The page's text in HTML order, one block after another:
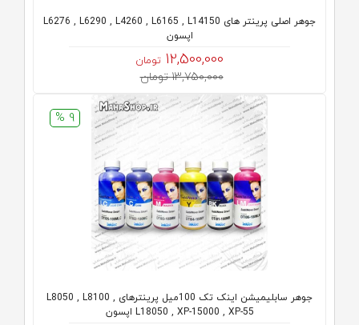
جوهر اصلی پرینتر های L6276 , L6290 , L4260 , L6165 , L14150
اپسون
12,500,000 تومان
13,750,000 تومان
9 %
جوهر سابلیمیشن اینک تک 100میل پرینترهای L8050 , L8100 ,
L18050 , XP-15000 , XP-55 اپسون